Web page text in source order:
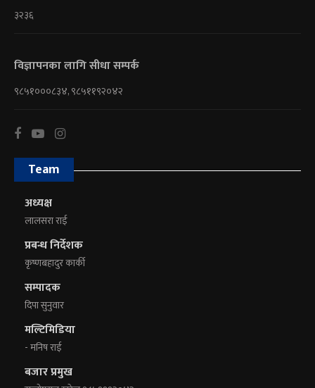
३२३६
विज्ञापनका लागि सीधा सम्पर्क
९८५१०००८३४, ९८५११९२०४२
Team
अध्यक्ष
लालसरा राई
प्रबन्ध निर्देशक
कृष्णबहादुर कार्की
सम्पादक
दिपा सुनुवार
मल्टिमिडिया
- मनिष राई
बजार प्रमुख